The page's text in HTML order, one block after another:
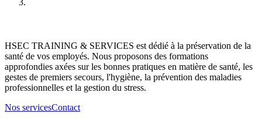
HSEC TRAINING & SERVICES est dédié à la préservation de la
santé de vos employés. Nous proposons des formations
approfondies axées sur les bonnes pratiques en matière de santé, les
gestes de premiers secours, l'hygiène, la prévention des maladies
professionnelles et la gestion du stress.
Nos servicesContact